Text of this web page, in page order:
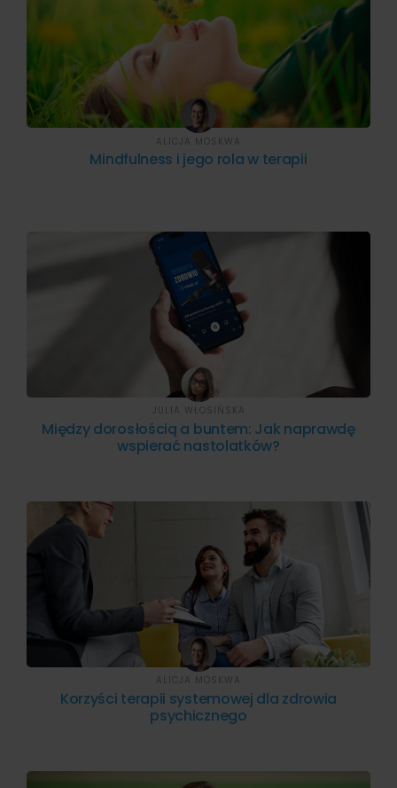
Mindfulness i jego rola w terapii
ALICJA MOSKWA
Między dorosłością a buntem: Jak naprawdę
wspierać nastolatków?
JULIA WŁOSIŃSKA
Korzyści terapii systemowej dla zdrowia
psychicznego
ALICJA MOSKWA